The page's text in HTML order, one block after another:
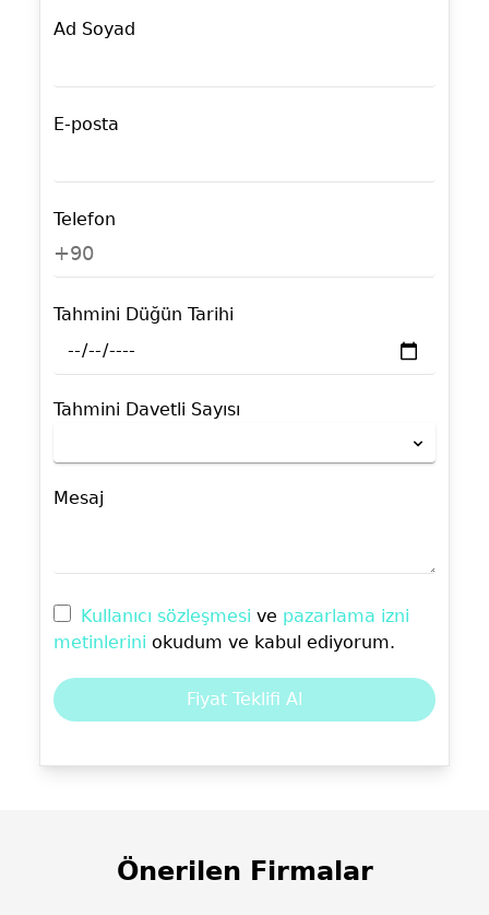
Ad Soyad
E-posta
Telefon
+90
Tahmini Düğün Tarihi
Tahmini Davetli Sayısı
Mesaj
Kullanıcı sözleşmesi ve pazarlama izni
metinlerini okudum ve kabul ediyorum.
Fiyat Teklifi Al
Önerilen Firmalar